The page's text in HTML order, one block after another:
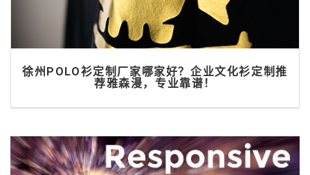
徐州POLO衫定制厂家哪家好？企业文化衫定制推
荐雅森漫，专业靠谱！